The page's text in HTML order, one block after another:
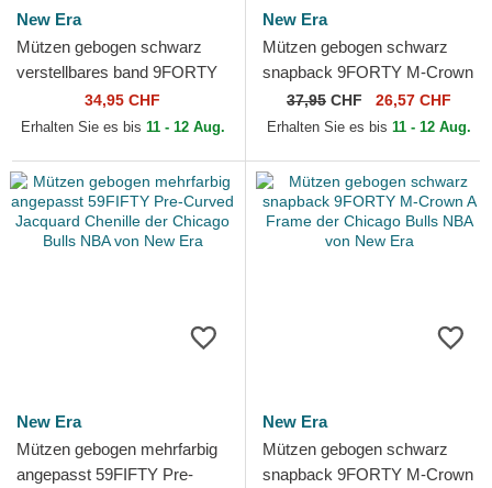
New Era
Mützen gebogen schwarz
verstellbares band 9FORTY
Pin der Chicago Bulls NBA
von New Era
34,95 CHF
Erhalten Sie es bis 11 - 12 Aug.
New Era
Mützen gebogen schwarz
snapback 9FORTY M-Crown
Draft 2025 der Chicago Bulls
NBA von New Era
37,95 CHF 26,57 CHF
Erhalten Sie es bis 11 - 12 Aug.
New Era
Mützen gebogen mehrfarbig
angepasst 59FIFTY Pre-
New Era
Mützen gebogen schwarz
snapback 9FORTY M-Crown